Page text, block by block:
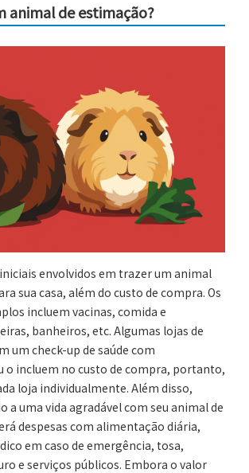
animal de estimação?
envolvidos em trazer um animal
sua casa, além do custo de compra. Os
incluem vacinas, comida e
banheiros, etc. Algumas lojas de
um check-up de saúde com
o incluem no custo de compra, portanto,
loja individualmente. Além disso,
a uma vida agradável com seu animal de
despesas com alimentação diária,
em caso de emergência, tosa,
e serviços públicos. Embora o valor